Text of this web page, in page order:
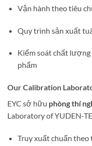
Vận hành theo tiêu
Quy trình sản xuất
Kiểm soát chất
phẩm
Our Calibration
EYC sở hữu phòng thí
Laboratory of YUDEN-
Truy xuất chuẩn theo